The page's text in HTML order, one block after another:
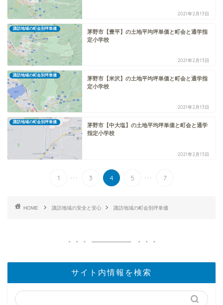
2021年2月13日
諏訪地域の町会別坪単価
茅野市【豊平】の土地平均坪単価と町会と通学指
定小学校
2021年2月13日
諏訪地域の町会別坪単価
茅野市【米沢】の土地平均坪単価と町会と通学指
定小学校
2021年2月13日
諏訪地域の町会別坪単価
茅野市【中大塩】の土地平均坪単価と町会と通学
指定小学校
2021年2月13日
1 ... 3 4 5 ... 7
HOME 諏訪地域の安全と安心 諏訪地域の町会別坪単価
サイト内情報を検索